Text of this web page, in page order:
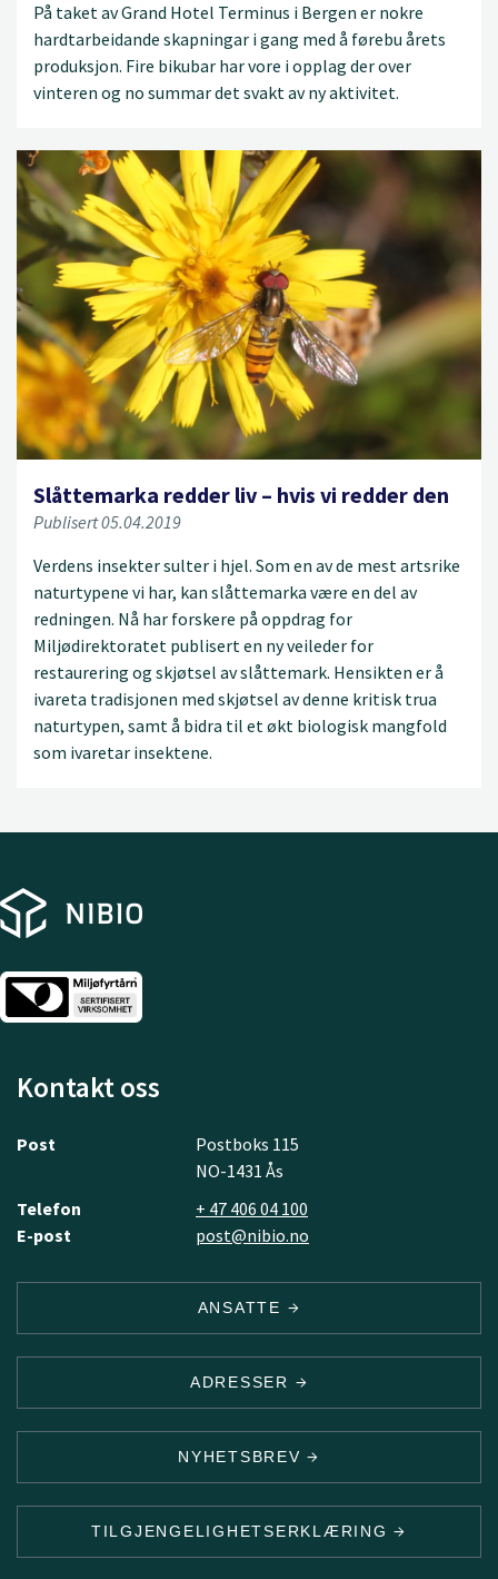
På taket av Grand Hotel Terminus i Bergen er nokre
hardtarbeidande skapningar i gang med å førebu årets
produksjon. Fire bikubar har vore i opplag der over
vinteren og no summar det svakt av ny aktivitet.
Slåttemarka redder liv – hvis vi redder den
Publisert 05.04.2019
Verdens insekter sulter i hjel. Som en av de mest artsrike
naturtypene vi har, kan slåttemarka være en del av
redningen. Nå har forskere på oppdrag for
Miljødirektoratet publisert en ny veileder for
restaurering og skjøtsel av slåttemark. Hensikten er å
ivareta tradisjonen med skjøtsel av denne kritisk trua
naturtypen, samt å bidra til et økt biologisk mangfold
som ivaretar insektene.
Kontakt oss
Post
Postboks 115
NO-1431 Ås
Telefon
+ 47 406 04 100
E-post
post@nibio.no
ANSATTE
ADRESSER
NYHETSBREV
TILGJENGELIGHETSERKLÆRING